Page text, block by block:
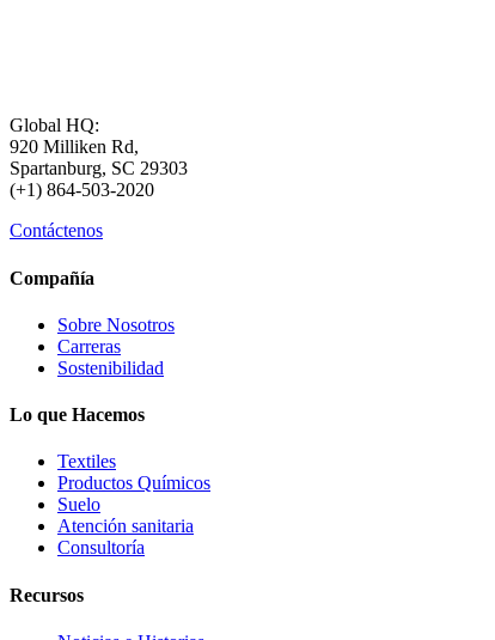
Global HQ:
920 Milliken Rd,
Spartanburg, SC 29303
(+1) 864-503-2020
Contáctenos
Compañía
Sobre Nosotros
Carreras
Sostenibilidad
Lo que Hacemos
Textiles
Productos Químicos
Suelo
Atención sanitaria
Consultoría
Recursos